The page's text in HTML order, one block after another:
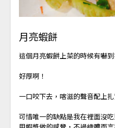
月亮蝦餅
這個月亮蝦餅上菜的時候有嚇
好厚啊！
一口咬下去，喀滋的聲音配上
可惜唯一的缺點是我在裡面沒